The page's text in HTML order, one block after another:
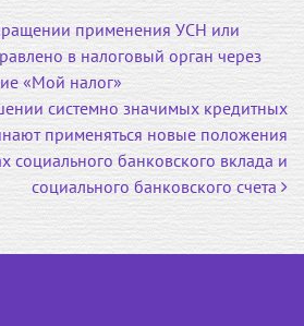
записямприменения УСН или
в налоговый орган через
«Мой налог»
системно значимых кредитных
применяться новые положения
социального банковского вклада и
социального банковского счета